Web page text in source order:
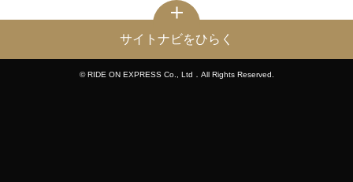
サイトナビをひらく
© RIDE ON EXPRESS Co., Ltd．All Rights Reserved.